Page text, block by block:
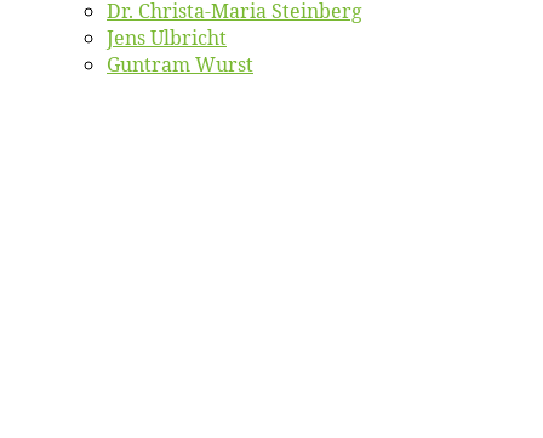
Dr. Chris­­ta-Ma­ria Steinberg
Jens Ulb­richt
Gun­tram Wurst